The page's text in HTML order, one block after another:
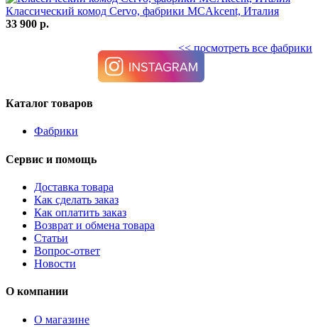
Классический комод Cervo, фабрики MCAkcent, Италия
33 900 р.
<< посмотреть все фабрики
Каталог товаров
Фабрики
Сервис и помощь
Доставка товара
Как сделать заказ
Как оплатить заказ
Возврат и обмена товара
Статьи
Вопрос-ответ
Новости
О компании
О магазине